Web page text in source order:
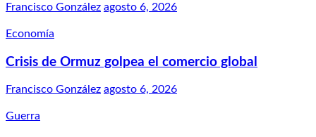
Francisco González agosto 6, 2026
Economía
Crisis de Ormuz golpea el comercio global
Francisco González agosto 6, 2026
Guerra